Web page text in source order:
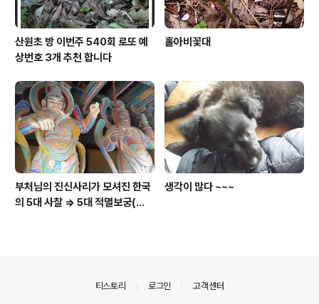
산원초 방 이번주 540회 로또 예
상번호 3개 추천 합니다
홀아비꽃대
부처님의 진신사리가 모셔진 한국
의 5대 사찰 => 5대 적멸보궁(寂
생각이 많다 ~~~
티스토리 로그인 고객센터